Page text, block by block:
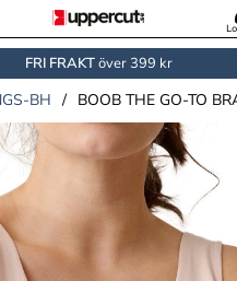
FRI FRAKTöver 399 kr
BH / BOOB THE GO-TO